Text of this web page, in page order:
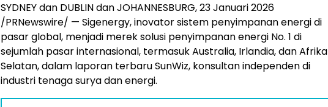
SYDNEY dan DUBLIN dan JOHANNESBURG,23 Januari 2026
/PRNewswire/ — Sigenergy, inovator sistem penyimpanan energi di
pasar global, menjadi merek solusi penyimpanan energi No. 1 di
sejumlah pasar internasional, termasuk Australia, Irlandia, dan Afrika
Selatan, dalam laporan terbaru SunWiz, konsultan independen di
industri tenaga surya dan energi.